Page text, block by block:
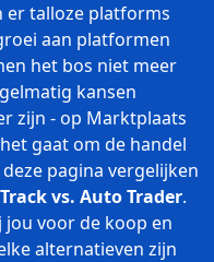
er talloze platforms
aan platformen
het bos niet meer
kansen
zijn - op Marktplaats
gaat om de handel
pagina vergelijken
vs. Auto Trader.
voor de koop en
alternatieven zijn